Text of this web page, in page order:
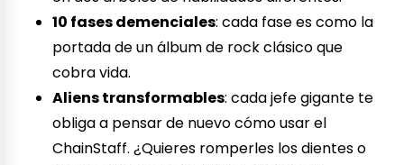
10 fases demenciales: cada fase es como la
portada de un álbum de rock clásico que
cobra vida.
Aliens transformables: cada jefe gigante te
obliga a pensar de nuevo cómo usar el
ChainStaff. ¿Quieres romperles los dientes o